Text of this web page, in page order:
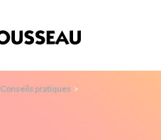
Conseils pratiques